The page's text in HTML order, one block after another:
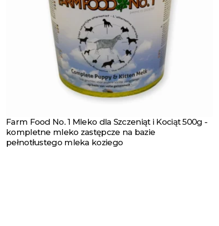
Zobacz produkt
Farm Food No. 1 Mleko dla Szczeniąt i Kociąt 500g -
kompletne mleko zastępcze na bazie
pełnotłustego mleka koziego